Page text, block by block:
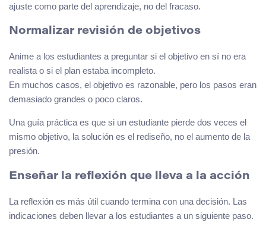
ajuste como parte del aprendizaje, no del fracaso.
Normalizar revisión de objetivos
Anime a los estudiantes a preguntar si el objetivo en sí no era
realista o si el plan estaba incompleto.
En muchos casos, el objetivo es razonable, pero los pasos eran
demasiado grandes o poco claros.
Una guía práctica es que si un estudiante pierde dos veces el
mismo objetivo, la solución es el rediseño, no el aumento de la
presión.
Enseñar la reflexión que lleva a la acción
La reflexión es más útil cuando termina con una decisión. Las
indicaciones deben llevar a los estudiantes a un siguiente paso.